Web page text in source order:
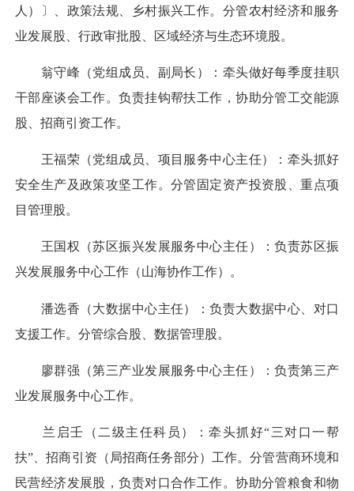
人）〕、政策法规、乡村振兴工作。分管农村经济和服务
业发展股、行政审批股、区域经济与生态环境股。
翁守峰（党组成员、副局长）：牵头做好每季度挂职
干部座谈会工作。负责挂钩帮扶工作，协助分管工交能源
股、招商引资工作。
王福荣（党组成员、项目服务中心主任）：牵头抓好
安全生产及政策攻坚工作。分管固定资产投资股、重点项
目管理股。
王国权（苏区振兴发展服务中心主任）：负责苏区振
兴发展服务中心工作（山海协作工作）。
潘选香（大数据中心主任）：负责大数据中心、对口
支援工作。分管综合股、数据管理股。
廖群强（第三产业发展服务中心主任）：负责第三产
业发展服务中心工作。
兰启壬（二级主任科员）：牵头抓好“三对口一帮
扶”、招商引资（局招商任务部分）工作。分管营商环境和
民营经济发展股，负责对口合作工作。协助分管粮食和物